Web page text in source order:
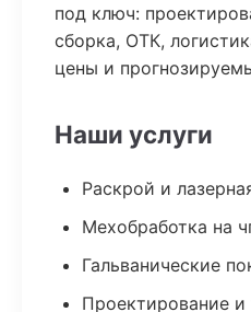
под ключ:
сборка, ОТК,
цены и
Наши услуги
Раскрой и
Мехобработка на
Гальванические
Проектирование и